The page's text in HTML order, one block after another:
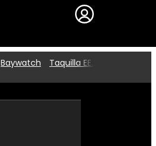
Baywatch Taquilla EE.UU.